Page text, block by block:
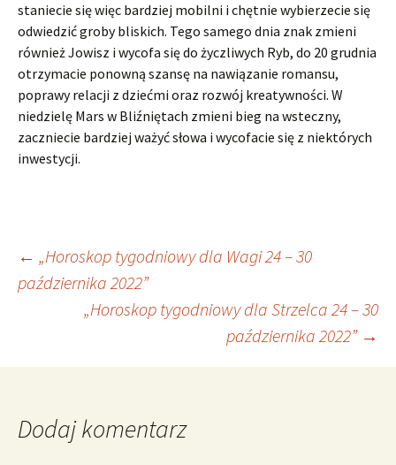
staniecie się więc bardziej mobilni i chętnie wybierzecie się
odwiedzić groby bliskich. Tego samego dnia znak zmieni
również Jowisz i wycofa się do życzliwych Ryb, do 20 grudnia
otrzymacie ponowną szansę na nawiązanie romansu,
poprawy relacji z dziećmi oraz rozwój kreatywności. W
niedzielę Mars w Bliźniętach zmieni bieg na wsteczny,
zaczniecie bardziej ważyć słowa i wycofacie się z niektórych
inwestycji.
Nawigacja
wpisu
← „Horoskop tygodniowy dla Wagi 24 – 30
października 2022”
„Horoskop tygodniowy dla Strzelca 24 – 30
października 2022” →
Dodaj komentarz